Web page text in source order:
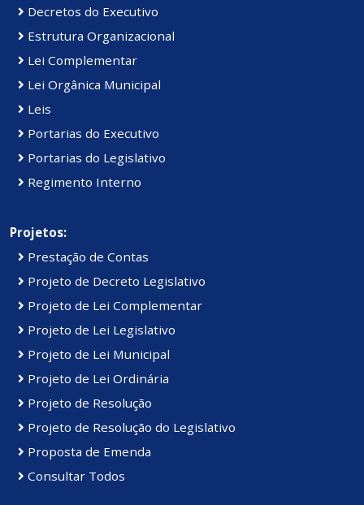
Decretos do Executivo
Estrutura Organizacional
Lei Complementar
Lei Orgânica Municipal
Leis
Portarias do Executivo
Portarias do Legislativo
Regimento Interno
Projetos:
Prestação de Contas
Projeto de Decreto Legislativo
Projeto de Lei Complementar
Projeto de Lei Legislativo
Projeto de Lei Municipal
Projeto de Lei Ordinária
Projeto de Resolução
Projeto de Resolução do Legislativo
Proposta de Emenda
Consultar Todos